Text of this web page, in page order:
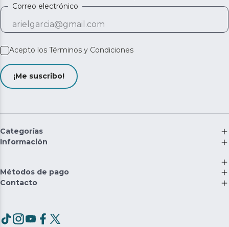
Correo electrónico
Acepto los Términos y Condiciones
¡Me suscribo!
Categorías
Información
Métodos de pago
Contacto